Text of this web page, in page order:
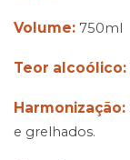
Volume: 750ml
Teor alcoólico:
Harmonização:
e grelhados.